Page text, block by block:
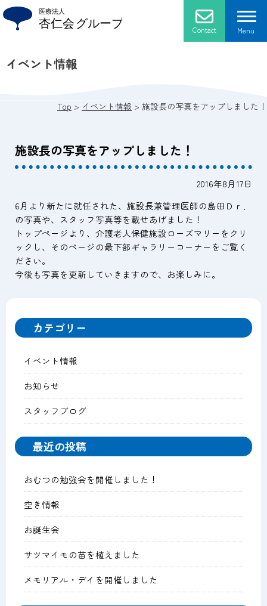
Skip
to
content
Contact Menu
杏仁会について
プライバシーポリシー
施設紹介
通所リハビリテーション
医療法人 杏仁会 おかだ歯科クリニック
グループホーム ブルーベリー
ヘルパーステーション
冠・大塚地域包括支援センター
イベント情報
Top > イベント情報 > 施設長の写真をアップしました！
施設長の写真をアップしました！
2016年8月17日
6月より新たに就任された、施設長兼管理医師の島田Ｄｒ．
の写真や、スタッフ写真等を載せあげました！
トップページより、介護老人保健施設ローズマリーをクリ
ックし、そのページの最下部ギャラリーコーナーをご覧く
ださい。
今後も写真を更新していきますので、お楽しみに。
カテゴリー
イベント情報
お知らせ
スタッフブログ
最近の投稿
おむつの勉強会を開催しました！
空き情報
お誕生会
サツマイモの苗を植えました
メモリアル・デイを開催しました